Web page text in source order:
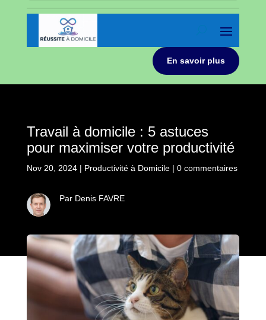
En savoir plus
Travail à domicile : 5 astuces
pour maximiser votre productivité
Nov 20, 2024| Productivité à Domicile| 0 commentaires
Par Denis FAVRE